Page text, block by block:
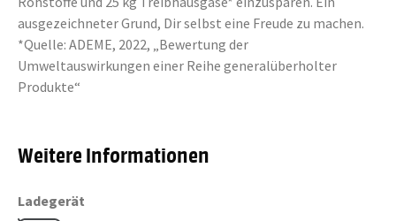
ausgezeichneter Grund, Dir selbst eine Freude zu machen.
*Quelle: ADEME, 2022, „Bewertung der
Umweltauswirkungen einer Reihe generalüberholter
Produkte“
Weitere Informationen
Ladegerät